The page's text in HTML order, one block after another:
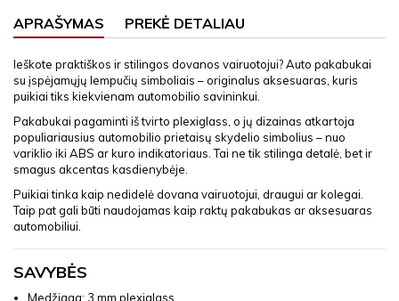
APRAŠYMAS PREKĖ DETALIAU
Ieškote praktiškos ir stilingos dovanos vairuotojui? Auto pakabukai
su įspėjamųjų lempučių simboliais – originalus aksesuaras, kuris
puikiai tiks kiekvienam automobilio savininkui.
Pakabukai pagaminti iš tvirto plexiglass, o jų dizainas atkartoja
populiariausius automobilio prietaisų skydelio simbolius – nuo
variklio iki ABS ar kuro indikatoriaus. Tai ne tik stilinga detalė, bet ir
smagus akcentas kasdienybėje.
Puikiai tinka kaip nedidelė dovana vairuotojui, draugui ar kolegai.
Taip pat gali būti naudojamas kaip raktų pakabukas ar aksesuaras
automobiliui.
SAVYBĖS
Medžiaga: 3 mm plexiglass